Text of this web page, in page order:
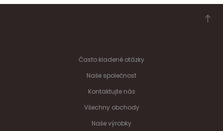
Často kladené otázky
Naše společnost
Kontaktujte nás
Všechny obchody
Naše výrobky